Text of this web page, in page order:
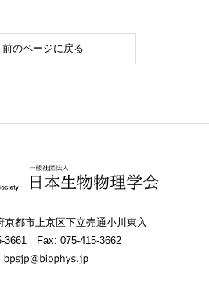
前のページに戻る
京都市上京区下立売通小川東入
3661
Fax: 075-415-3662